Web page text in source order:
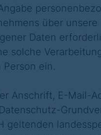
über
Daten
solche
ein.
Anschrift, E-Mail-
geltenden